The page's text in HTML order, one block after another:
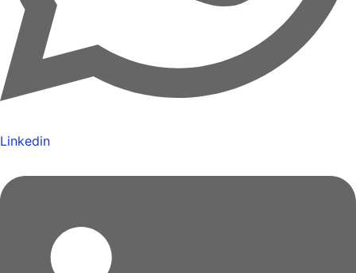
Linkedin